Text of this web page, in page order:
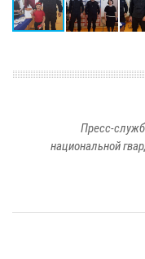
Пресс-
национальной